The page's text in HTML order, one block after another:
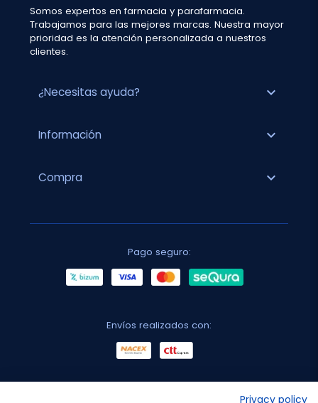
Somos expertos en farmacia y parafarmacia.
Trabajamos para las mejores marcas. Nuestra mayor
prioridad es la atención personalizada a nuestros
clientes.
¿Necesitas ayuda? expand_more
Información expand_more
Compra expand_more
Pago seguro:
Envíos realizados con:
Privacy policy